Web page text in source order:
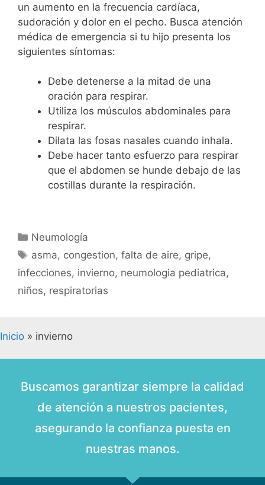
un aumento en la frecuencia cardíaca,
sudoración y dolor en el pecho. Busca atención
médica de emergencia si tu hijo presenta los
siguientes síntomas:
Debe detenerse a la mitad de una
oración para respirar.
Utiliza los músculos abdominales para
respirar.
Dilata las fosas nasales cuando inhala.
Debe hacer tanto esfuerzo para respirar
que el abdomen se hunde debajo de las
costillas durante la respiración.
Neumología
asma, congestion,falta de aire, gripe,
infecciones, invierno, neumologia pediatrica,
niños, respiratorias
Inicio » invierno
Buscamos garantizar siempre la calidad
de atención a nuestros pacientes,
asegurando la confianza puesta en
nuestras manos.